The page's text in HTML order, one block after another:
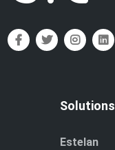
Solutions
Estelan